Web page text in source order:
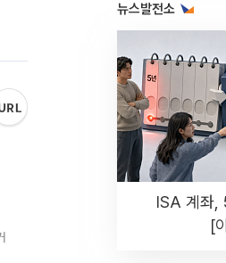
뉴스발전소
ISA 계좌,
[